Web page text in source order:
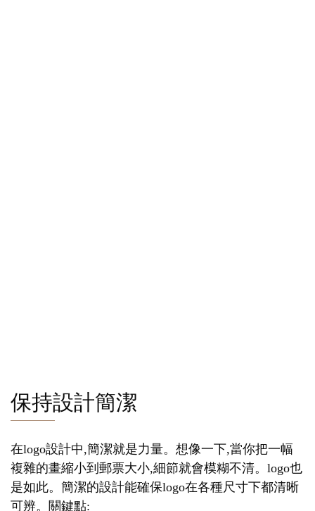
保持設計簡潔
在logo設計中,簡潔就是力量。想像一下,當你把一幅
複雜的畫縮小到郵票大小,細節就會模糊不清。logo也
是如此。簡潔的設計能確保logo在各種尺寸下都清晰
可辨。關鍵點: